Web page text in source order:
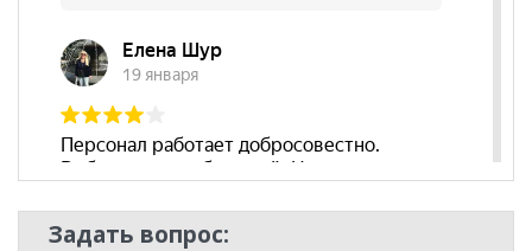
Задать вопрос: